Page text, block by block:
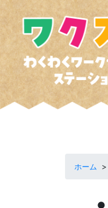
ホーム >